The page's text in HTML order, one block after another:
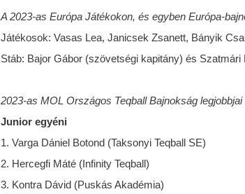
A 2023-as Európa Játékokon, és egyben Európa-
Játékosok: Vasas Lea, Janicsek Zsanett, Bányik
Stáb: Bajor Gábor (szövetségi kapitány) és Szatmári
2023-as MOL Országos Teqball Bajnokság legjobbjai
Junior egyéni
1. Varga Dániel Botond (Taksonyi Teqball SE)
2. Hercegfi Máté (Infinity Teqball)
3. Kontra Dávid (Puskás Akadémia)